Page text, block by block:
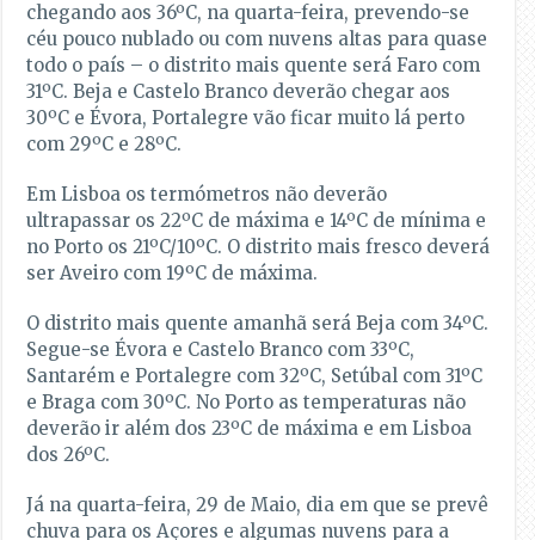
chegando aos 36ºC, na quarta-feira, prevendo-se
céu pouco nublado ou com nuvens altas para quase
todo o país – o distrito mais quente será Faro com
31ºC. Beja e Castelo Branco deverão chegar aos
30ºC e Évora, Portalegre vão ficar muito lá perto
com 29ºC e 28ºC.
Em Lisboa os termómetros não deverão
ultrapassar os 22ºC de máxima e 14ºC de mínima e
no Porto os 21ºC/10ºC. O distrito mais fresco deverá
ser Aveiro com 19ºC de máxima.
O distrito mais quente amanhã será Beja com 34ºC.
Segue-se Évora e Castelo Branco com 33ºC,
Santarém e Portalegre com 32ºC, Setúbal com 31ºC
e Braga com 30ºC. No Porto as temperaturas não
deverão ir além dos 23ºC de máxima e em Lisboa
dos 26ºC.
Já na quarta-feira, 29 de Maio, dia em que se prevê
chuva para os Açores e algumas nuvens para a